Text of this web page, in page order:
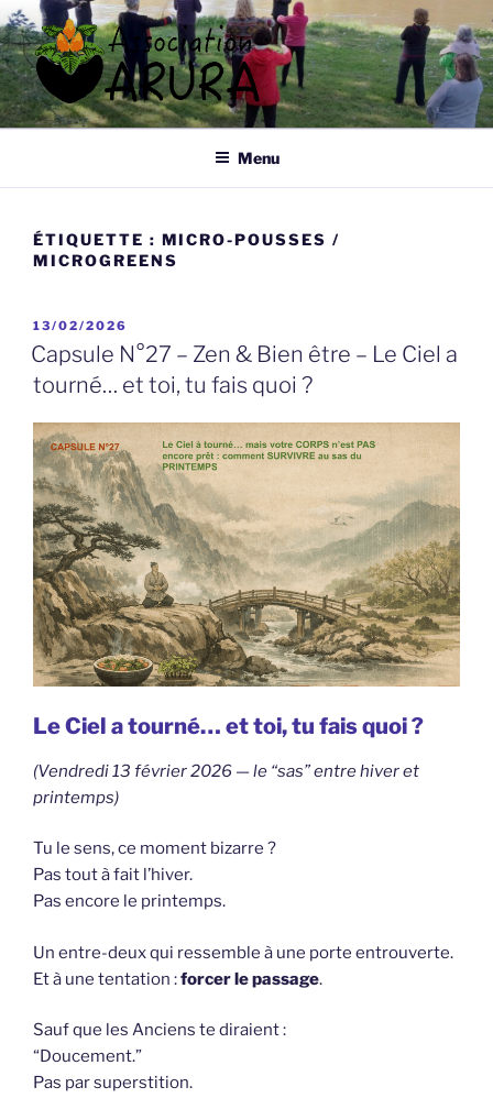
Aller
au
contenu
principal
ARURA
Qi Gong à Tours
Menu
ÉTIQUETTE : MICRO-POUSSES /
MICROGREENS
PUBLIÉ
LE
13/02/2026
Capsule N°27 – Zen & Bien être – Le Ciel a
tourné… et toi, tu fais quoi ?
Le Ciel a tourné… et toi, tu fais quoi ?
(Vendredi 13 février 2026 — le “sas” entre hiver et
printemps)
Tu le sens, ce moment bizarre ?
Pas tout à fait l’hiver.
Pas encore le printemps.
Un entre-deux qui ressemble à une porte entrouverte.
Et à une tentation :forcer le passage.
Sauf que les Anciens te diraient :
“Doucement.”
Pas par superstition.